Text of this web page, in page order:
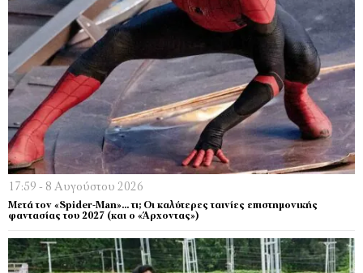
17:59 - 8 Αυγούστου 2026
Μετά τον «Spider-Man»… τι; Oι καλύτερες ταινίες επιστημονικής
φαντασίας του 2027 (και ο «Άρχοντας»)